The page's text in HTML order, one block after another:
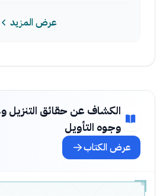
عرض المزيد
الكشاف عن حقائق التنزيل
وجوه التأويل
عرض الكتاب